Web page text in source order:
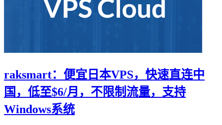
raksmart：便宜日本VPS，快速直连中
国，低至$6/月，不限制流量，支持
Windows系统